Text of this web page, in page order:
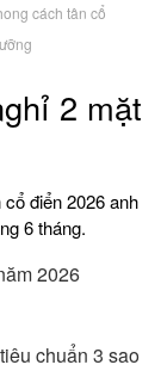
cách tân cổ
2 mặt
điển 2026 anh
6 tháng.
2026
chuẩn 3 sao